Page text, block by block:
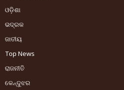
ଓଡ଼ିଶା
ଭଦ୍ରକ
ଜାତୀୟ
Top News
ରାଜନୀତି
କେନ୍ଦୁଝର